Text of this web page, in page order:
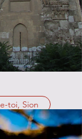
toi, Sion